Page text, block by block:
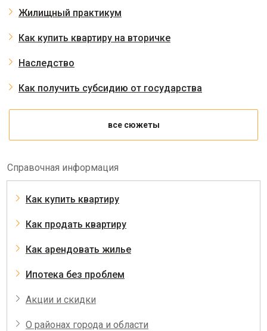
Жилищный практикум
Как купить квартиру на вторичке
Наследство
Как получить субсидию от государства
все сюжеты
Справочная информация
Как купить квартиру
Как продать квартиру
Как арендовать жилье
Ипотека без проблем
Акции и скидки
О районах города и области